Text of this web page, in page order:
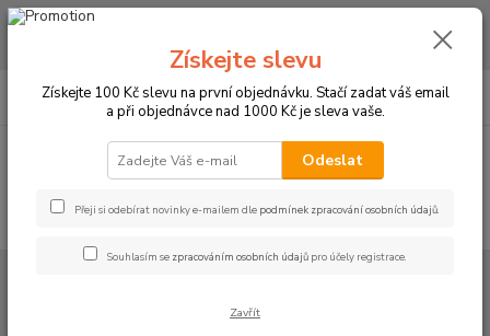
CHCETE NAKOUPIT VĚTŠÍ MNOŽSTVÍ NAŠICH PRODUKTŮ ZA LEPŠÍ
CZK
Hledat
+420 773 794 023
Pondělí-pátek 9-16 hodin
0
Získejte slevu
Získejte 100 Kč slevu na první objednávku. Stačí zadat váš email
a při objednávce nad 1000 Kč je sleva vaše.
Odeslat
Přeji si odebírat novinky e-mailem dle podmínek zpracování osobních údajů.
Souhlasím se zpracováním osobních údajů pro účely registrace.
Zavřít